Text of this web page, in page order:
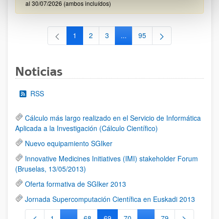
al 30/07/2026 (ambos incluídos)
Página
1 Página
2 Página
3 ...Páginas intermedias Use TAB
Página
95
Noticias
RSS
Cálculo más largo realizado en el Servicio de Informática
Aplicada a la Investigación (Cálculo Científico)
Nuevo equipamiento SGIker
Innovative Medicines Initiatives (IMI) stakeholder Forum
(Bruselas, 13/05/2013)
Oferta formativa de SGIker 2013
Jornada Supercomputación Científica en Euskadi 2013